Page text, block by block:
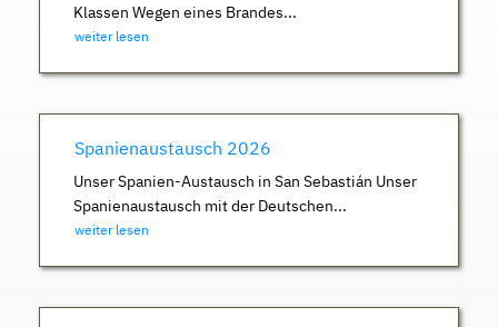
Klassen Wegen eines Brandes...
weiter lesen
Spanienaustausch 2026
Unser Spanien-Austausch in San Sebastián Unser
Spanienaustausch mit der Deutschen...
weiter lesen